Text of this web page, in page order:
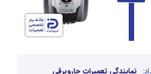
نمایندگی تعمیرات جاروبرقی